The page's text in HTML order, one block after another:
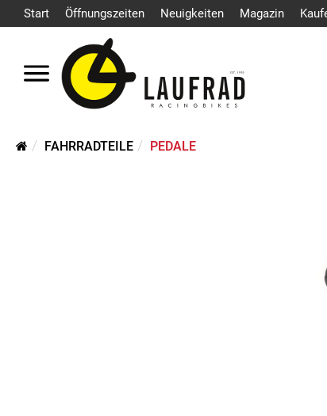
Start Öffnungszeiten Neuigkeiten Magazin
FAHRRADTEILE PEDALE